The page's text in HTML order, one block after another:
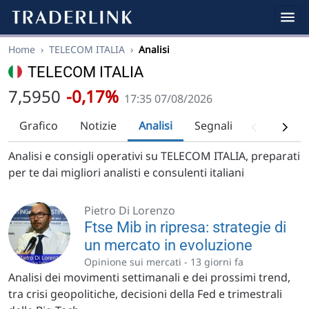
Home › TELECOM ITALIA › Analisi
TELECOM ITALIA
7,5950 -0,17% 17:35 07/08/2026
Grafico
Notizie Analisi Segnali
Analisi
Analisi e consigli operativi su TELECOM ITALIA, preparati
per te dai migliori analisti e consulenti italiani
Pietro Di Lorenzo
Ftse Mib in ripresa: strategie di
un mercato in evoluzione
Opinione sui mercati - 13 giorni fa
Analisi dei movimenti settimanali e dei prossimi trend,
tra crisi geopolitiche, decisioni della Fed e trimestrali